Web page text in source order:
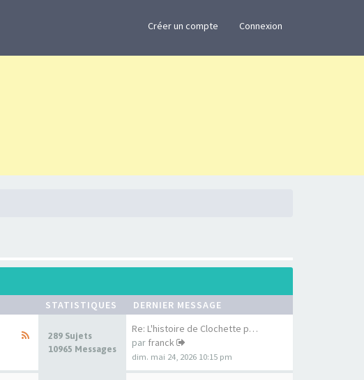
Créer un compte Connexion
STATISTIQUES DERNIER MESSAGE
289 Sujets
10965 Messages
Re: L'histoire de Clochette p…
par franck
dim. mai 24, 2026 10:15 pm